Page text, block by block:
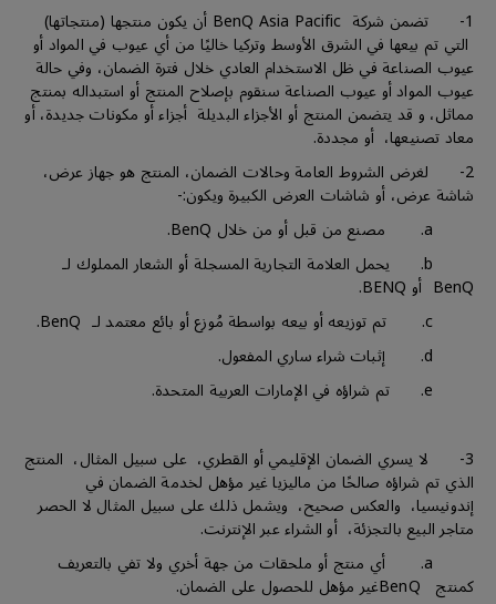
1- تضمن شركة BenQ Asia Pacific أن يكون منتجها (منتجاتها)
التي تم بيعها في الشرق الأوسط وتركيا خاليًا من أي عيوب في المواد أو
عيوب الصناعة في ظل الاستخدام العادي خلال فترة الضمان، وفي حالة
عيوب المواد أو عيوب الصناعة سنقوم بإصلاح المنتج أو استبداله بمنتج
مماثل، و قد يتضمن المنتج أو الأجزاء البديلة أجزاء أو مكونات جديدة، أو
معاد تصنيعها، أو مجددة.
2- لغرض الشروط العامة وحالات الضمان، المنتج هو جهاز عرض،
شاشة عرض، أو شاشات العرض الكبيرة ويكون:-
b. يحمل العلامة التجارية المسجلة أو الشعار المملوك لـ
BenQ أو BENQ.
3- لا يسري الضمان الإقليمي أو القطري، على سبيل المثال، المنتج
الذي تم شراؤه صالحًا من ماليزيا غير مؤهل لخدمة الضمان في
إندونيسيا، والعكس صحيح، ويشمل ذلك على سبيل المثال لا الحصر
متاجر البيع بالتجزئة، أو الشراء عبر الإنترنت.
a. أي منتج أو ملحقات من جهة أخري ولا تفي بالتعريف
كمنتج BenQغير مؤهل للحصول على الضمان.